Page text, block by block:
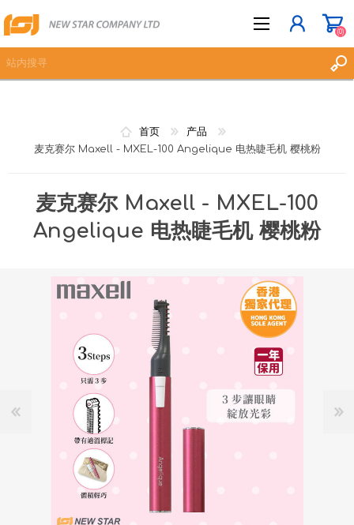
登入
(0)
首页
产品
麦克赛尔 Maxell - MXEL-100 Angelique 电热睫毛机 樱桃粉
麦克赛尔 Maxell - MXEL-100
Angelique 电热睫毛机 樱桃粉